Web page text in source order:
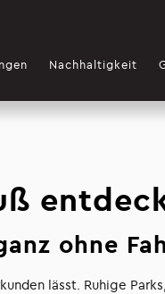
Nachhaltigkeit
ohne
lässt. Ruhige